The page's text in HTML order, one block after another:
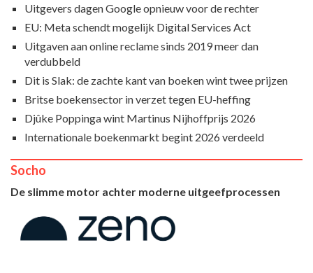
Uitgevers dagen Google opnieuw voor de rechter
EU: Meta schendt mogelijk Digital Services Act
Uitgaven aan online reclame sinds 2019 meer dan
verdubbeld
Dit is Slak: de zachte kant van boeken wint twee prijzen
Britse boekensector in verzet tegen EU-heffing
Djûke Poppinga wint Martinus Nijhoffprijs 2026
Internationale boekenmarkt begint 2026 verdeeld
Socho
De slimme motor achter moderne uitgeefprocessen